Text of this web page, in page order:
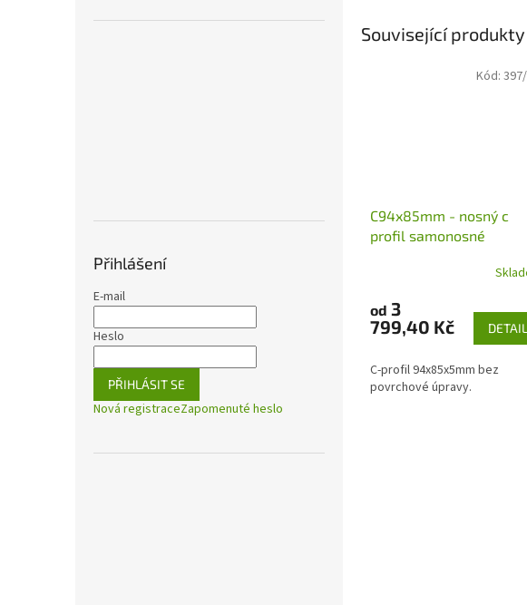
Přihlášení
E-mail
Heslo
PŘIHLÁSIT SE
Nová registraceZapomenuté heslo
Související produkty
C94x85mm - nosný c
profil samonosné
od 3
799,40 Kč
DETAIL
C-profil 94x85x5mm bez
povrchové úpravy.
Kód: